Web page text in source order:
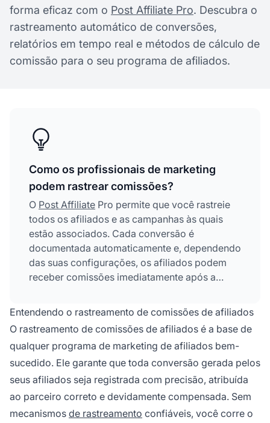
forma eficaz com o Post Affiliate Pro. Descubra o
rastreamento automático de conversões,
relatórios em tempo real e métodos de cálculo de
comissão para o seu programa de afiliados.
Como os profissionais de marketing
podem rastrear comissões?
O Post Affiliate Pro permite que você rastreie
todos os afiliados e as campanhas às quais
estão associados. Cada conversão é
documentada automaticamente e, dependendo
das suas configurações, os afiliados podem
receber comissões imediatamente após a
Entendendo o rastreamento de comissões de afiliados
O rastreamento de comissões de afiliados é a base de
qualquer programa de marketing de afiliados bem-
sucedido. Ele garante que toda conversão gerada pelos
seus afiliados seja registrada com precisão, atribuída
ao parceiro correto e devidamente compensada. Sem
mecanismos de rastreamento confiáveis, você corre o